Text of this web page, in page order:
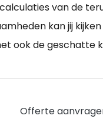
van de
kan jij
ook de geschatte
Offerte